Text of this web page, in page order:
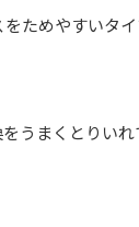
ためやすいタ
うまくとりい